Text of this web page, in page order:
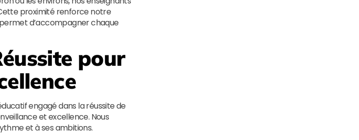
proximité renforce notre
d’accompagner chaque
pour
engagé dans la réussite de
et excellence. Nous
et à ses ambitions.